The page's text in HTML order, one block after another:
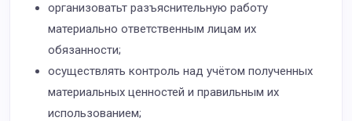
организоватьт разъяснительную работу
материально ответственным лицам их
обязанности;
осуществлять контроль над учётом полученных
материальных ценностей и правильным их
использованием;